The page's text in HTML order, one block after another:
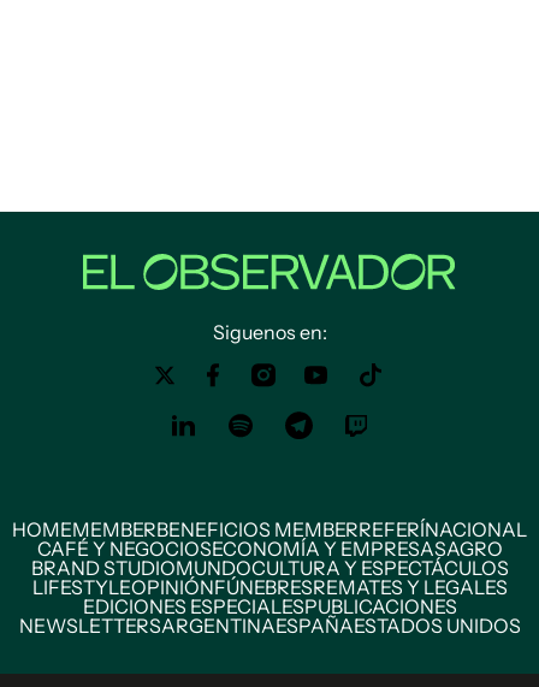
Siguenos en:
HOMEMEMBERBENEFICIOS MEMBERREFERÍNACIONAL
CAFÉ Y NEGOCIOSECONOMÍA Y EMPRESASAGRO
BRAND STUDIOMUNDOCULTURA Y ESPECTÁCULOS
LIFESTYLEOPINIÓNFÚNEBRESREMATES Y LEGALES
EDICIONES ESPECIALESPUBLICACIONES
NEWSLETTERSARGENTINAESPAÑAESTADOS UNIDOS